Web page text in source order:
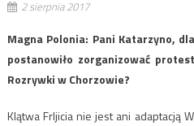
2 sierpnia 2017
Magna Polonia: ​Pani Katarzyno,
postanowiło zorganizować
Rozrywki w Chorzowie?
Klątwa Frljicia nie jest ani adaptacją